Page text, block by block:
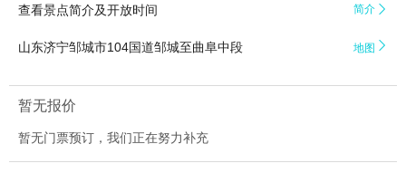
查看景点简介及开放时间 简介 
山东济宁邹城市104国道邹城至曲阜中段 地图 
暂无报价
暂无门票预订，我们正在努力补充